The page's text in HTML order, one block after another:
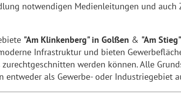
notwendigen Medienleitungen und auch
"Am Klinkenberg" in Golßen & "Am
Infrastruktur und bieten
zurechtgeschnitten werden können. Alle
entweder als Gewerbe- oder Industriegebiet